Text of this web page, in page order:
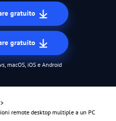
gratuito
gratuito
macOS, iOS e Android
>
remote desktop multiple a un PC